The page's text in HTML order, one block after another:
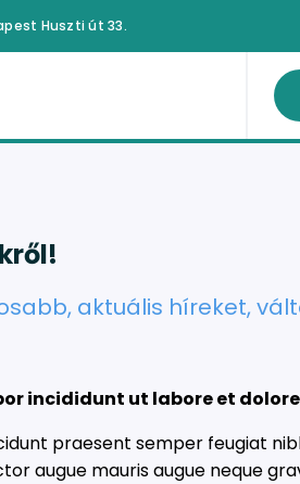
Huszti út 33.
aktuális híreket,
incididunt ut labore et
praesent semper feugiat
augue mauris augue neque